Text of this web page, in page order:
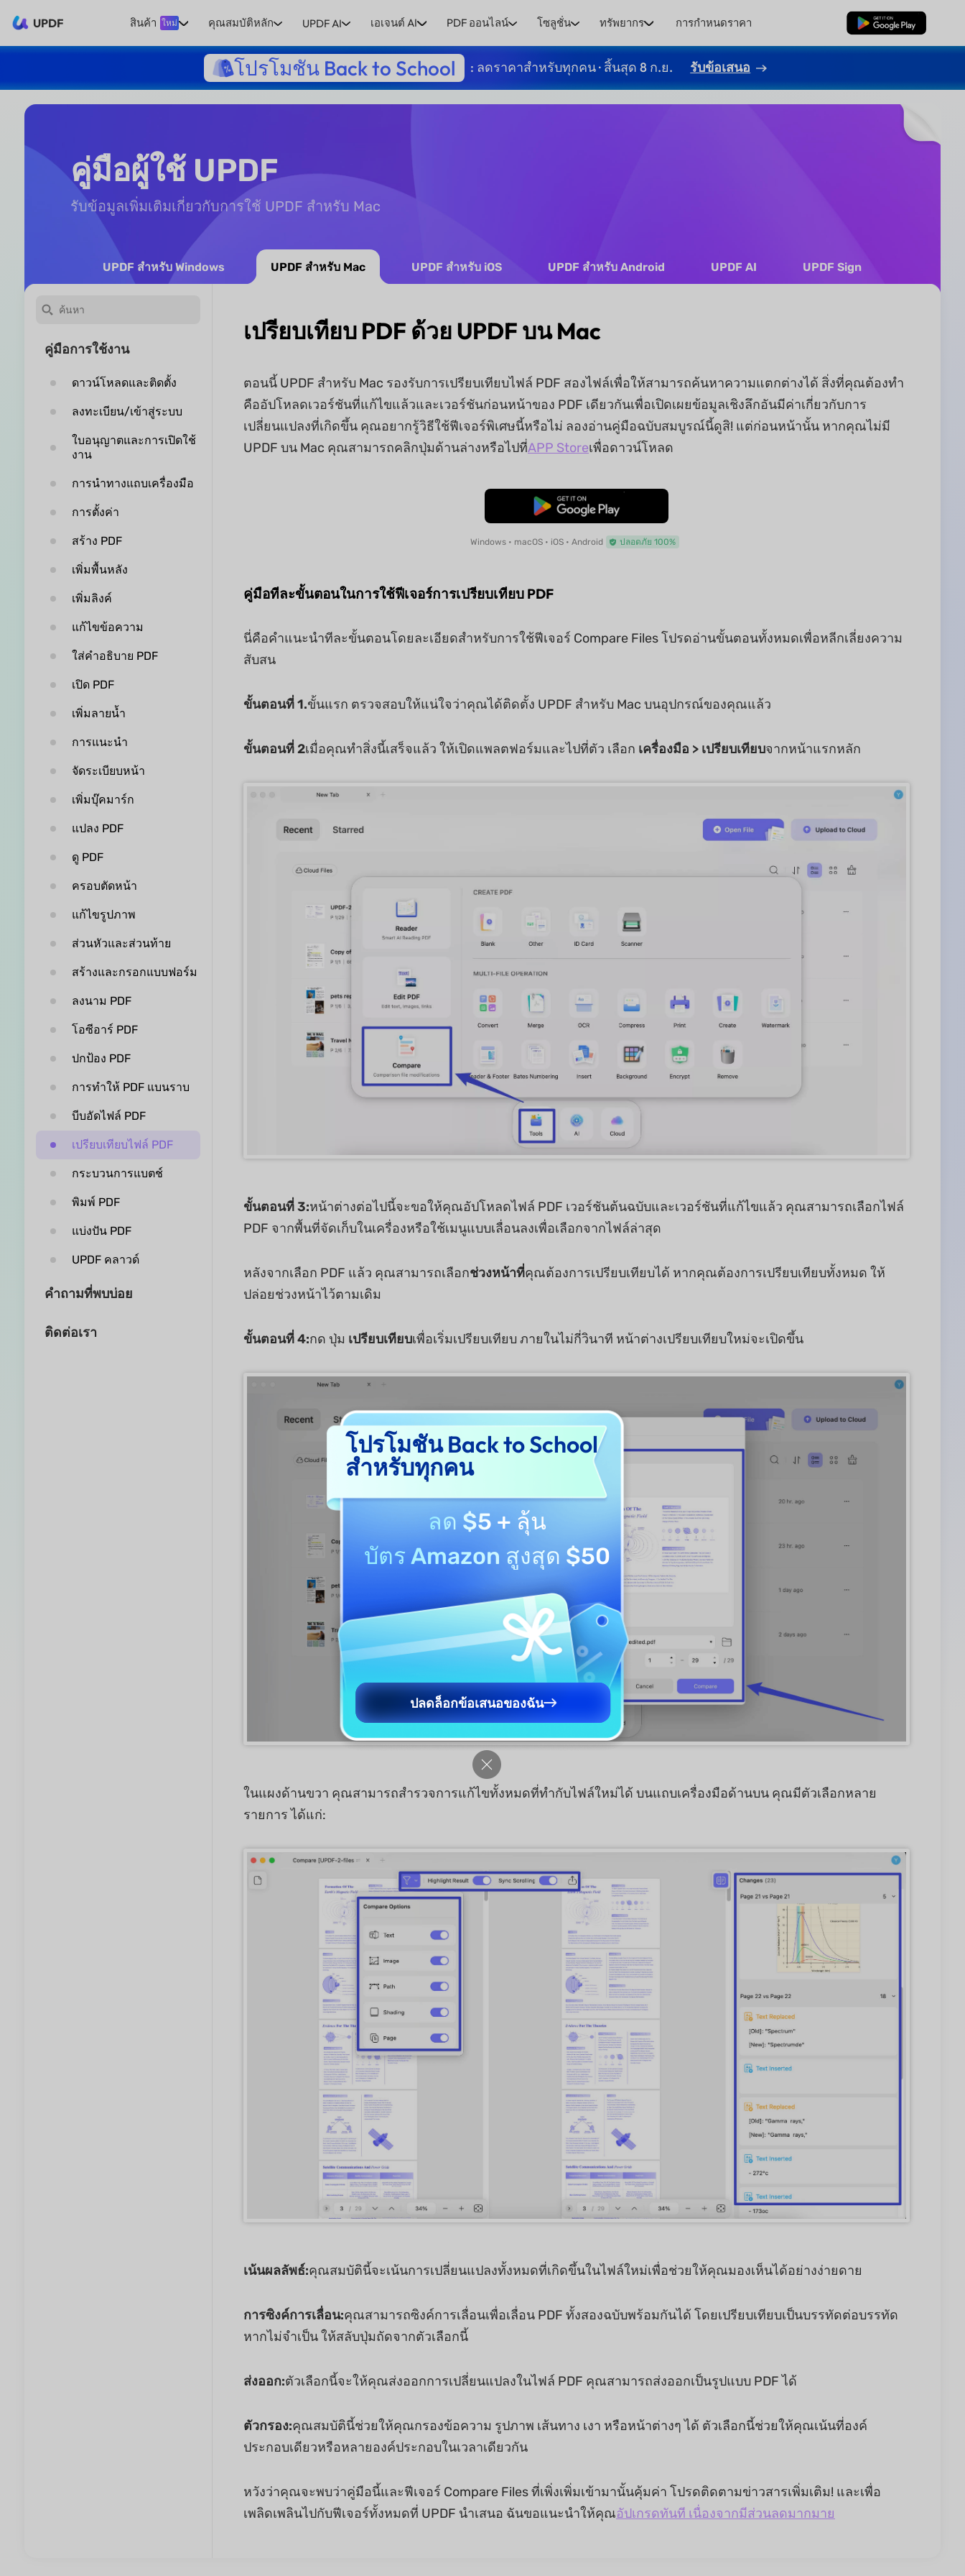
UPDF สินค้า ใหม่ คุณสมบัติหลัก UPDF AI เอเจนต์ AI PDF ออนไลน์ โซลูชั่น ทรัพยากร การกำหนดราคา ดาวน์โหลดฟรี
โปรโมชัน Back to School : ลดราคาสำหรับทุกคน · สิ้นสุด 8 ก.ย. รับข้อเสนอ
คู่มือผู้ใช้ UPDF
รับข้อมูลเพิ่มเติมเกี่ยวกับการใช้ UPDF สำหรับ Mac
UPDF สำหรับ Windows UPDF สำหรับ Mac UPDF สำหรับ iOS UPDF สำหรับ Android UPDF AI UPDF Sign
คู่มือการใช้งาน
ดาวน์โหลดและติดตั้ง
ลงทะเบียน/เข้าสู่ระบบ
ใบอนุญาตและการเปิดใช้
งาน
การนำทางแถบเครื่องมือ
การตั้งค่า
สร้าง PDF
เพิ่มพื้นหลัง
เพิ่มลิงค์
แก้ไขข้อความ
ใส่คำอธิบาย PDF
เปิด PDF
เพิ่มลายน้ำ
การแนะนำ
จัดระเบียบหน้า
เพิ่มบุ๊คมาร์ก
แปลง PDF
ดู PDF
ครอบตัดหน้า
แก้ไขรูปภาพ
ส่วนหัวและส่วนท้าย
สร้างและกรอกแบบฟอร์ม
ลงนาม PDF
โอซีอาร์ PDF
ปกป้อง PDF
การทำให้ PDF แบนราบ
บีบอัดไฟล์ PDF
เปรียบเทียบไฟล์ PDF
กระบวนการแบตช์
พิมพ์ PDF
แบ่งปัน PDF
UPDF คลาวด์
คำถามที่พบบ่อย
ติดต่อเรา
เปรียบเทียบ PDF ด้วย UPDF บน Mac
ตอนนี้ UPDF สำหรับ Mac รองรับการเปรียบเทียบไฟล์ PDF สองไฟล์เพื่อให้สามารถค้นหาความแตกต่างได้ สิ่งที่คุณต้องทำ
คืออัปโหลดเวอร์ชันที่แก้ไขแล้วและเวอร์ชันก่อนหน้าของ PDF เดียวกันเพื่อเปิดเผยข้อมูลเชิงลึกอันมีค่าเกี่ยวกับการ
เปลี่ยนแปลงที่เกิดขึ้น คุณอยากรู้วิธีใช้ฟีเจอร์พิเศษนี้หรือไม่ ลองอ่านคู่มือฉบับสมบูรณ์นี้ดูสิ! แต่ก่อนหน้านั้น หากคุณไม่มี
UPDF บน Mac คุณสามารถคลิกปุ่มด้านล่างหรือไปที่APP Storeเพื่อดาวน์โหลด
ดาวน์โหลดฟรี
Windows • macOS • iOS • Android ปลอดภัย 100%
คู่มือทีละขั้นตอนในการใช้ฟีเจอร์การเปรียบเทียบ PDF
นี่คือคำแนะนำทีละขั้นตอนโดยละเอียดสำหรับการใช้ฟีเจอร์ Compare Files โปรดอ่านขั้นตอนทั้งหมดเพื่อหลีกเลี่ยงความ
สับสน
ขั้นตอนที่ 1.ขั้นแรก ตรวจสอบให้แน่ใจว่าคุณได้ติดตั้ง UPDF สำหรับ Mac บนอุปกรณ์ของคุณแล้ว
ขั้นตอนที่ 2เมื่อคุณทำสิ่งนี้เสร็จแล้ว ให้เปิดแพลตฟอร์มและไปที่ตัว เลือก เครื่องมือ > เปรียบเทียบจากหน้าแรกหลัก
ขั้นตอนที่ 3:หน้าต่างต่อไปนี้จะขอให้คุณอัปโหลดไฟล์ PDF เวอร์ชันต้นฉบับและเวอร์ชันที่แก้ไขแล้ว คุณสามารถเลือกไฟล์
PDF จากพื้นที่จัดเก็บในเครื่องหรือใช้เมนูแบบเลื่อนลงเพื่อเลือกจากไฟล์ล่าสุด
หลังจากเลือก PDF แล้ว คุณสามารถเลือกช่วงหน้าที่คุณต้องการเปรียบเทียบได้ หากคุณต้องการเปรียบเทียบทั้งหมด ให้
ปล่อยช่วงหน้าไว้ตามเดิม
ขั้นตอนที่ 4:กด ปุ่ม เปรียบเทียบเพื่อเริ่มเปรียบเทียบ ภายในไม่กี่วินาที หน้าต่างเปรียบเทียบใหม่จะเปิดขึ้น
ในแผงด้านขวา คุณสามารถสำรวจการแก้ไขทั้งหมดที่ทำกับไฟล์ใหม่ได้ บนแถบเครื่องมือด้านบน คุณมีตัวเลือกหลาย
รายการ ได้แก่:
เน้นผลลัพธ์:คุณสมบัตินี้จะเน้นการเปลี่ยนแปลงทั้งหมดที่เกิดขึ้นในไฟล์ใหม่เพื่อช่วยให้คุณมองเห็นได้อย่างง่ายดาย
การซิงค์การเลื่อน:คุณสามารถซิงค์การเลื่อนเพื่อเลื่อน PDF ทั้งสองฉบับพร้อมกันได้ โดยเปรียบเทียบเป็นบรรทัดต่อบรรทัด
หากไม่จำเป็น ให้สลับปุ่มถัดจากตัวเลือกนี้
ส่งออก:ตัวเลือกนี้จะให้คุณส่งออกการเปลี่ยนแปลงในไฟล์ PDF คุณสามารถส่งออกเป็นรูปแบบ PDF ได้
ตัวกรอง:คุณสมบัตินี้ช่วยให้คุณกรองข้อความ รูปภาพ เส้นทาง เงา หรือหน้าต่างๆ ได้ ตัวเลือกนี้ช่วยให้คุณเน้นที่องค์
ประกอบเดียวหรือหลายองค์ประกอบในเวลาเดียวกัน
หวังว่าคุณจะพบว่าคู่มือนี้และฟีเจอร์ Compare Files ที่เพิ่งเพิ่มเข้ามานั้นคุ้มค่า โปรดติดตามข่าวสารเพิ่มเติม! และเพื่อ
เพลิดเพลินไปกับฟีเจอร์ทั้งหมดที่ UPDF นำเสนอ ฉันขอแนะนำให้คุณอัปเกรดทันที เนื่องจากมีส่วนลดมากมาย
โปรโมชัน Back to School
สำหรับทุกคน
ลด $5 + ลุ้น
บัตร Amazon สูงสุด $50
ปลดล็อกข้อเสนอของฉัน